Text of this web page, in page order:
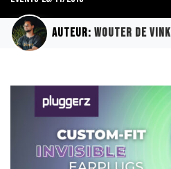
Auteur: Wouter de Vink